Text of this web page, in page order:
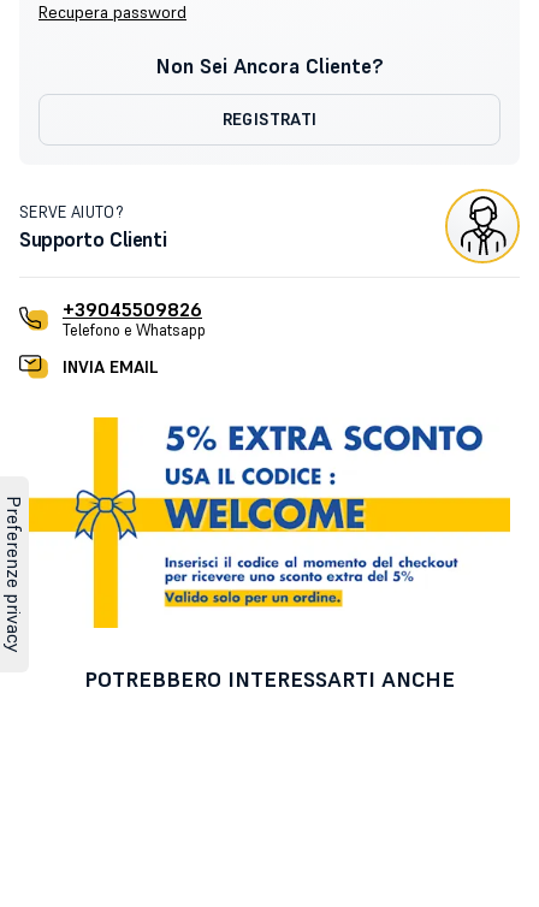
Recupera password
Non Sei Ancora Cliente?
REGISTRATI
SERVE AIUTO?
Supporto Clienti
+39045509826
Telefono e Whatsapp
INVIA EMAIL
POTREBBERO INTERESSARTI ANCHE